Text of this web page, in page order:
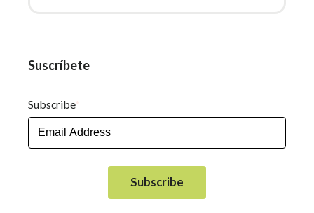
Suscríbete
Subscribe*